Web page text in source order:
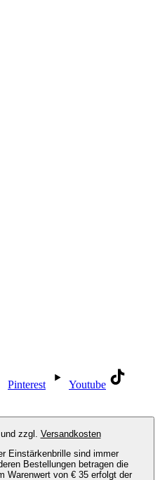
Pinterest Youtube
zzgl. Versandkosten
Einstärkenbrille sind immer
Bestellungen betragen die
Warenwert von € 35 erfolgt der